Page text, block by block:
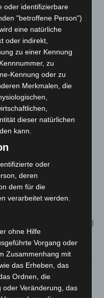
gestaltet.
vorgesehen sowie
Klimabaums im Herbst.
verfügen über
Die Infrastruktur ist
vorbereitet.
zur Verfügung.
Hannover auf
Raum und
Der Ersatz
gilt als wichtiger
der
und zur Stärkung
oder identifizierbare
"betroffene Person")
eine natürliche
oder indirekt,
zu einer Kennung
zu
Kennung oder zu
Merkmalen, die
dieser natürlichen
kann.
oder
deren
dem für die
verarbeitet werden.
ohne Hilfe
Vorgang oder
Zusammenhang mit
das Erheben, das
Ordnen, die
oder Veränderung, das